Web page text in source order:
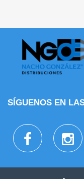
SÍGUENOS EN